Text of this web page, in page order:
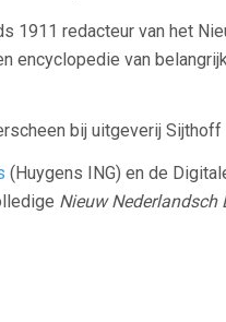
1911 redacteur van het
encyclopedie van
bij uitgeverij Sijthoff
(Huygens ING) en de
Nieuw Nederlandsch